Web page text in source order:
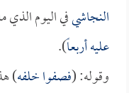
النجاشيفي اليوم
عليه أربعاً).
وقوله: (فصفوا خلفه)